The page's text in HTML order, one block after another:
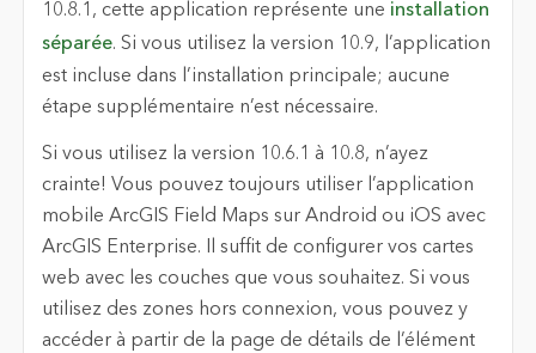
10.8.1, cette application représente une installation
séparée. Si vous utilisez la version 10.9, l’application
est incluse dans l’installation principale; aucune
étape supplémentaire n’est nécessaire.
Si vous utilisez la version 10.6.1 à 10.8, n’ayez
crainte! Vous pouvez toujours utiliser l’application
mobile ArcGIS Field Maps sur Android ou iOS avec
ArcGIS Enterprise. Il suffit de configurer vos cartes
web avec les couches que vous souhaitez. Si vous
utilisez des zones hors connexion, vous pouvez y
accéder à partir de la page de détails de l’élément